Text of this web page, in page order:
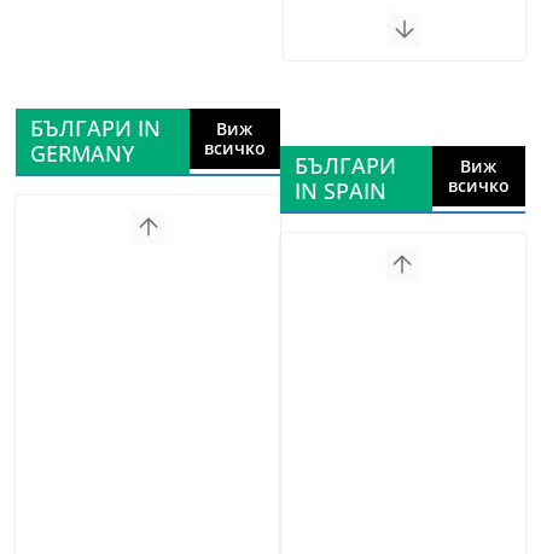
БЪЛГАРИ IN
GERMANY
Виж
всичко
БЪЛГАРИ
IN SPAIN
Виж
всичко